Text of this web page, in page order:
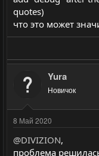
quotes)
что это может
Yura
Новичок
8 Май 2020
@DIVIZION,
проблема